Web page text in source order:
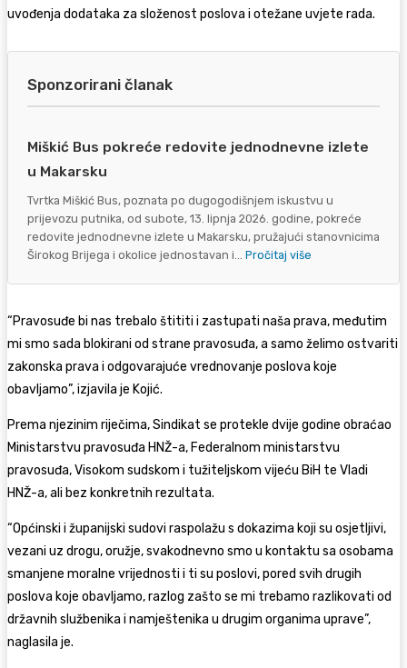
uvođenja dodataka za složenost poslova i otežane uvjete rada.
Sponzorirani članak
Miškić Bus pokreće redovite jednodnevne izlete
u Makarsku
Tvrtka Miškić Bus, poznata po dugogodišnjem iskustvu u
prijevozu putnika, od subote, 13. lipnja 2026. godine, pokreće
redovite jednodnevne izlete u Makarsku, pružajući stanovnicima
Širokog Brijega i okolice jednostavan i... Pročitaj više
“Pravosuđe bi nas trebalo štititi i zastupati naša prava, međutim
mi smo sada blokirani od strane pravosuđa, a samo želimo ostvariti
zakonska prava i odgovarajuće vrednovanje poslova koje
obavljamo”, izjavila je Kojić.
Prema njezinim riječima, Sindikat se protekle dvije godine obraćao
Ministarstvu pravosuđa HNŽ-a, Federalnom ministarstvu
pravosuđa, Visokom sudskom i tužiteljskom vijeću BiH te Vladi
HNŽ-a, ali bez konkretnih rezultata.
“Općinski i županijski sudovi raspolažu s dokazima koji su osjetljivi,
vezani uz drogu, oružje, svakodnevno smo u kontaktu sa osobama
smanjene moralne vrijednosti i ti su poslovi, pored svih drugih
poslova koje obavljamo, razlog zašto se mi trebamo razlikovati od
državnih službenika i namještenika u drugim organima uprave”,
naglasila je.